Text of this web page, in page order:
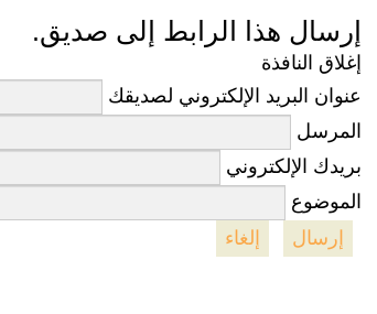
إرسال هذا الرابط إلى صديق.
إغلاق النافذة
عنوان البريد الإلكتروني لصديقك
المرسل
بريدك الإلكتروني
الموضوع
إرسال
إلغاء